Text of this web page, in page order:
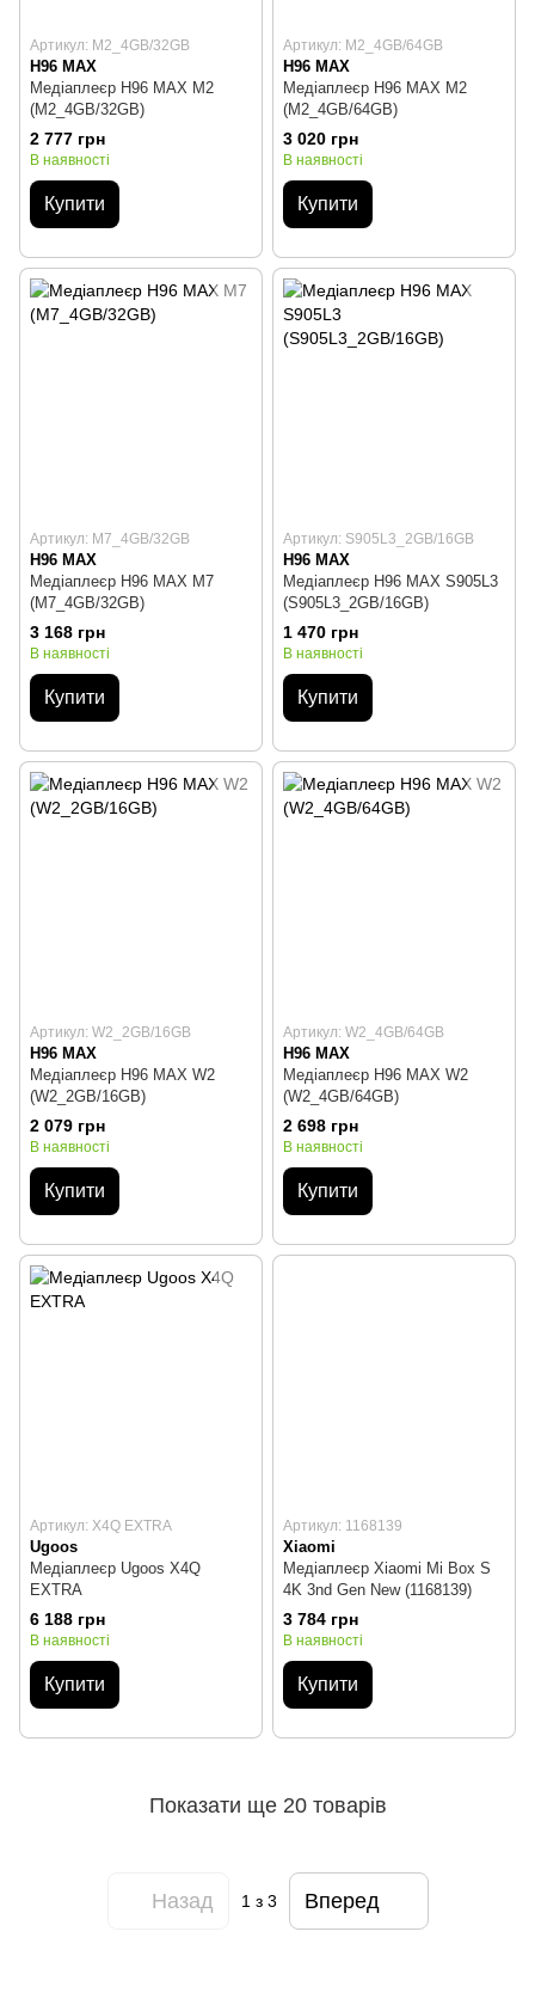
Артикул: M2_4GB/32GB
H96 MAX
Медіаплеєр H96 MAX M2
(M2_4GB/32GB)
2 777 грн
В наявності
Купити
Артикул: M2_4GB/64GB
H96 MAX
Медіаплеєр H96 MAX M2
(M2_4GB/64GB)
3 020 грн
В наявності
Купити
Артикул: M7_4GB/32GB
H96 MAX
Медіаплеєр H96 MAX M7
(M7_4GB/32GB)
3 168 грн
В наявності
Купити
Артикул: S905L3_2GB/16GB
H96 MAX
Медіаплеєр H96 MAX S905L3
(S905L3_2GB/16GB)
1 470 грн
В наявності
Купити
Артикул: W2_2GB/16GB
H96 MAX
Медіаплеєр H96 MAX W2
(W2_2GB/16GB)
2 079 грн
В наявності
Купити
Артикул: W2_4GB/64GB
H96 MAX
Медіаплеєр H96 MAX W2
(W2_4GB/64GB)
2 698 грн
В наявності
Купити
Артикул: X4Q EXTRA
Ugoos
Медіаплеєр Ugoos X4Q
EXTRA
6 188 грн
В наявності
Купити
Артикул: 1168139
Xiaomi
Медіаплеєр Xiaomi Mi Box S
4K 3nd Gen New (1168139)
3 784 грн
В наявності
Купити
Показати ще 20 товарів
Назад 1з 3 Вперед